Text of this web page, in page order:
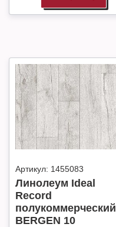
Артикул: 1455083
Линолеум Ideal
Record
полукоммерческий
BERGEN 10